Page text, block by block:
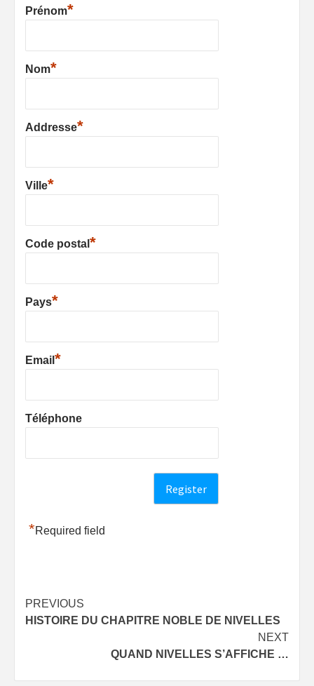
Prénom*
Nom*
Addresse*
Ville*
Code postal *
Pays*
Email *
Téléphone
*Required field
Post
navigation
PREVIOUS
HISTOIRE DU CHAPITRE NOBLE DE NIVELLES
NEXT
QUAND NIVELLES S’AFFICHE …